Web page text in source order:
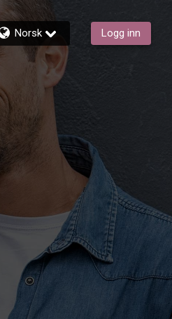
Norsk Logg inn